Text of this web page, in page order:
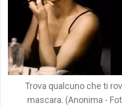
Trova qualcuno che ti
mascara. (Anonima -